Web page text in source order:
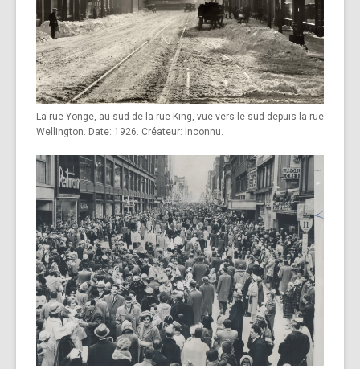
La rue Yonge, au sud de la rue King, vue vers le sud depuis la rue
Wellington. Date: 1926. Créateur: Inconnu.